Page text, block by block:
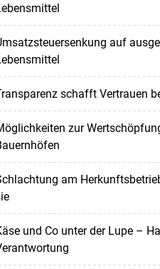
auf
schafft Vertrauen
zur
am
und Co unter der Lupe –